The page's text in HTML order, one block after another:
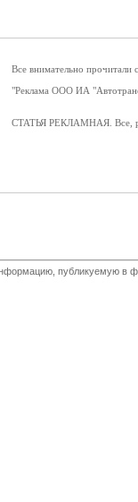
Все внимательно прочитали
"Реклама ООО ИА
СТАТЬЯ РЕКЛАМНАЯ. Все,
публикуемую